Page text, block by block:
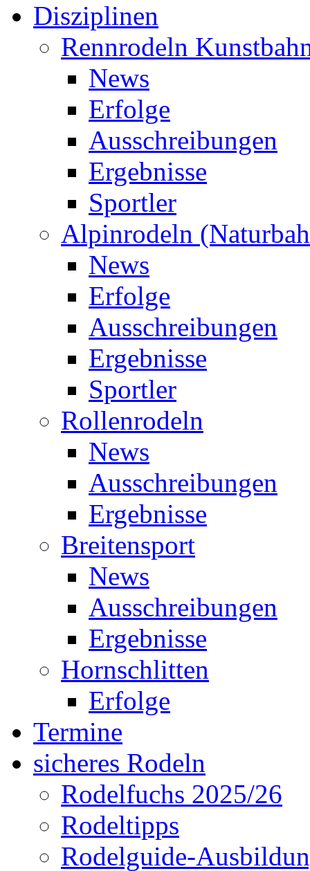
Disziplinen
Rennrodeln
News
Erfolge
Ausschreibungen
Ergebnisse
Sportler
Alpinrodeln
News
Erfolge
Ausschreibungen
Ergebnisse
Sportler
Rollenrodeln
News
Ausschreibungen
Ergebnisse
Breitensport
News
Ausschreibungen
Ergebnisse
Hornschlitten
Erfolge
Termine
sicheres Rodeln
Rodelfuchs 2025/26
Rodeltipps
Rodelguide-